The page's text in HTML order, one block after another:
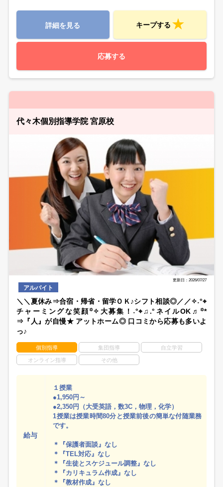
詳細を見る キープする
応募する
代々木個別指導学院 宮原校
更新日：2026/07/27
アルバイト
＼＼夏休み⇒合宿・帰省・留学ＯＫ♪シフト相談◎／／✧˖°⌖
チャーミングな笑顔꙳✧大募集！˖°⌖♫.°ネイルOK♬꙳*
⇒『人』が自慢★ アットホーム◎ 口コミから応募も多いよ
っ♪
個別指導 集団指導 自立学習
オンライン指導 その他
給与
１授業
●1,950円～
●2,350円（大受英語，数3C，物理，化学）
1授業は授業時間80分と授業前後の簡単な付随業務
です。
＊『保護者面談』なし
＊『TEL対応』なし
＊『生徒とスケジュール調整』なし
＊『カリキュラム作成』なし
＊『教材作成』なし